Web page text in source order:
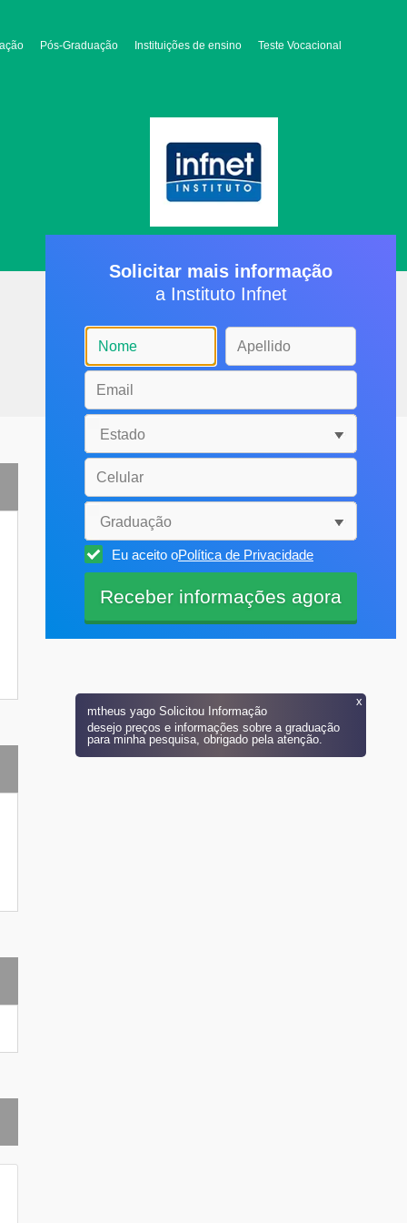
Pós-Graduação Instituições de ensino Teste Vocacional
Solicitar mais informação
a Instituto Infnet
Eu aceito oPolítica de Privacidade
mtheus yago Solicitou Informação
desejo preços e informações sobre a graduação
para minha pesquisa, obrigado pela atenção.
x